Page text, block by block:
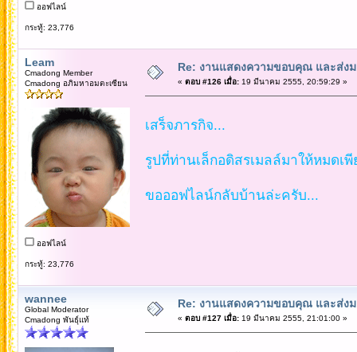
ออฟไลน์
กระทู้: 23,776
Leam
Cmadong Member
Cmadong อภิมหาอมตะเซียน
ออฟไลน์
กระทู้: 23,776
Re: งานแสดงความขอบคุณ และส่ง
« ตอบ #126 เมื่อ:19 มีนาคม 2555, 20:59:29 »
เสร็จภารกิจ...
รูปที่ท่านเล็กอดิสรเมลล์มาให้หมดเพี
ขอออฟไลน์กลับบ้านล่ะครับ...
wannee
Global Moderator
Cmadong พันธุ์แท้
Re: งานแสดงความขอบคุณ และส่ง
« ตอบ #127 เมื่อ:19 มีนาคม 2555, 21:01:00 »